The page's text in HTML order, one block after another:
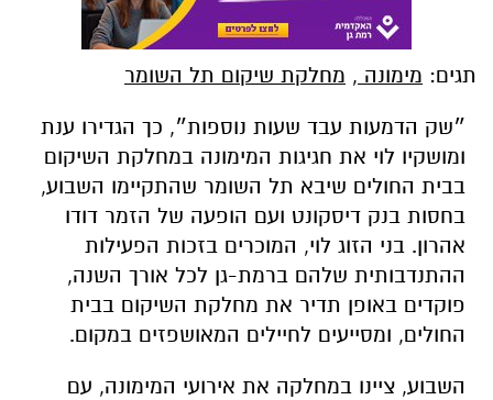
תגים: מימונה , מחלקת שיקום תל השומר
״שק הדמעות עבד שעות נוספות״, כך הגדירו ענת
ומושקיו לוי את חגיגות המימונה במחלקת השיקום
בבית החולים שיבא תל השומר שהתקיימו השבוע,
בחסות בנק דיסקונט ועם הופעה של הזמר דודו
אהרון. בני הזוג לוי, המוכרים בזכות הפעילות
ההתנדבותית שלהם ברמת-גן לכל אורך השנה,
פוקדים באופן תדיר את מחלקת השיקום בבית
החולים, ומסייעים לחיילים המאושפזים במקום.
השבוע, ציינו במחלקה את אירועי המימונה, עם